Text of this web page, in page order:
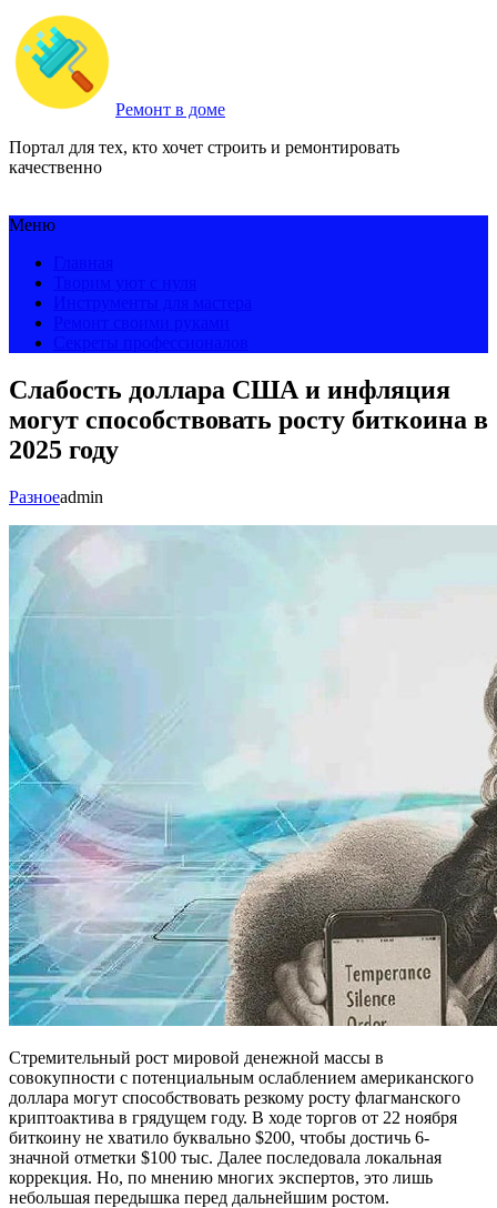
Ремонт в доме
Портал для тех, кто хочет строить и ремонтировать
качественно
Меню
Слабость доллара США и инфляция
могут способствовать росту биткоина в
2025 году
Разноеadmin
Стремительный рост мировой денежной массы в
совокупности с потенциальным ослаблением американского
доллара могут способствовать резкому росту флагманского
криптоактива в грядущем году. В ходе торгов от 22 ноября
биткоину не хватило буквально $200, чтобы достичь 6-
значной отметки $100 тыс. Далее последовала локальная
коррекция. Но, по мнению многих экспертов, это лишь
небольшая передышка перед дальнейшим ростом.